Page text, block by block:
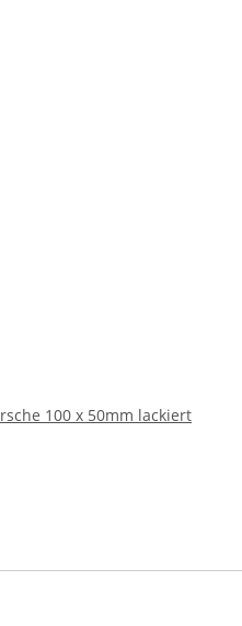
100 x 50mm lackiert